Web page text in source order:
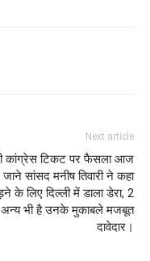
Next article
कांग्रेस टिकट पर फैसला आज
सांसद मनीष तिवारी ने कहा
के लिए दिल्ली में डाला डेरा, 2
अन्य भी है उनके मुकाबले मजबूत
दावेदार।